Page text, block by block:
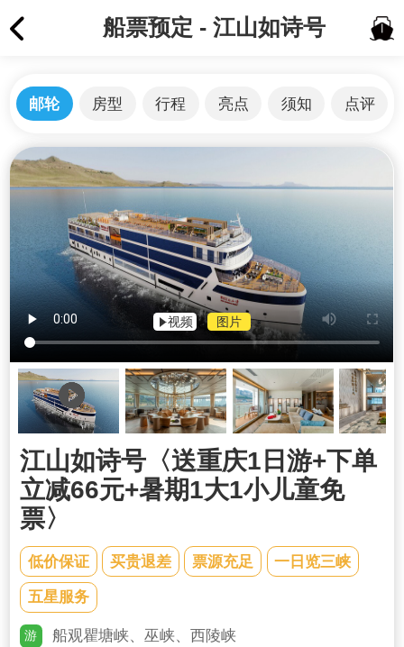
船票预定 - 江山如诗号
邮轮 房型 行程 亮点 须知 点评
视频 图片
江山如诗号〈送重庆1日游+下单
立减66元+暑期1大1小儿童免
票〉
低价保证 买贵退差 票源充足 一日览三峡
五星服务
游 船观瞿塘峡、巫峡、西陵峡